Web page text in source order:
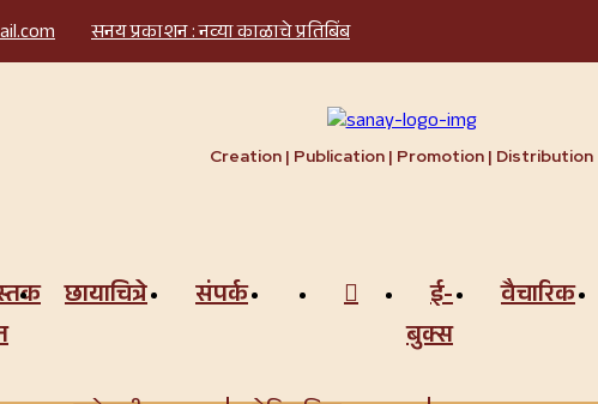
सनय प्रकाशन : नव्या काळाचे प्रतिबिंब
Creation | Publication | Promotion | Distribution
छायाचित्रे संपर्क
ई-
बुक्स
वैचारिक